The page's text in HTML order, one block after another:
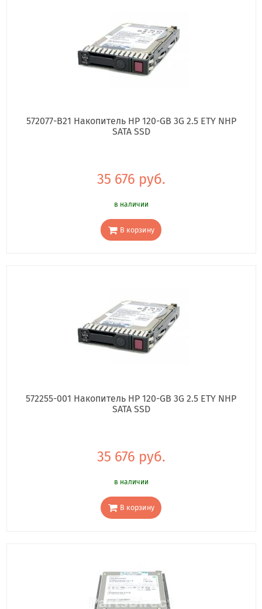
572077-B21 Накопитель HP 120-GB 3G 2.5 ETY NHP
SATA SSD
35 676 руб.
в наличии
В корзину
572255-001 Накопитель HP 120-GB 3G 2.5 ETY NHP
SATA SSD
35 676 руб.
в наличии
В корзину